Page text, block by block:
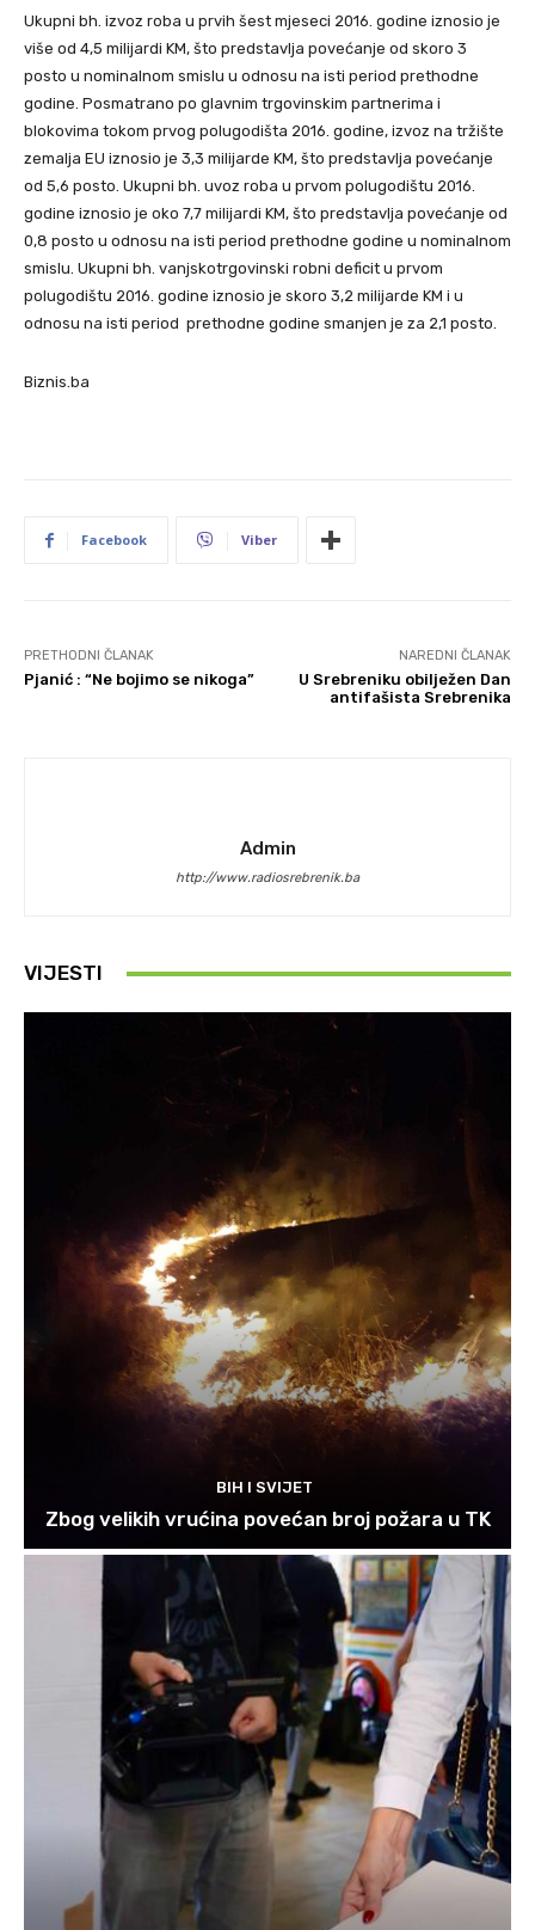
Ukupni bh. izvoz roba u prvih šest mjeseci 2016. godine iznosio je
više od 4,5 milijardi KM, što predstavlja povećanje od skoro 3
posto u nominalnom smislu u odnosu na isti period prethodne
godine. Posmatrano po glavnim trgovinskim partnerima i
blokovima tokom prvog polugodišta 2016. godine, izvoz na tržište
zemalja EU iznosio je 3,3 milijarde KM, što predstavlja povećanje
od 5,6 posto. Ukupni bh. uvoz roba u prvom polugodištu 2016.
godine iznosio je oko 7,7 milijardi KM, što predstavlja povećanje od
0,8 posto u odnosu na isti period prethodne godine u nominalnom
smislu. Ukupni bh. vanjskotrgovinski robni deficit u prvom
polugodištu 2016. godine iznosio je skoro 3,2 milijarde KM i u
odnosu na isti period prethodne godine smanjen je za 2,1 posto.
Biznis.ba
Facebook Viber
PRETHODNI ČLANAK
Pjanić : “Ne bojimo se nikoga”
NAREDNI ČLANAK
U Srebreniku obilježen Dan
antifašista Srebrenika
Admin
http://www.radiosrebrenik.ba
VIJESTI
BIH I SVIJET
Zbog velikih vrućina povećan broj požara u TK